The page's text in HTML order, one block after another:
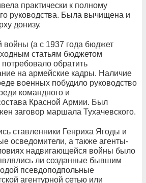
практически к полному
руководства. Была вычищена и
донизу.
(а с 1937 года бюджет
статьям бюджетом
обратить
на армейские кадры. Наличие
военных побудило руководство
командного и
Красной Армии. Был
заговор маршала Тухачевского.
ставленники Генриха Ягоды и
осведомители, а также агенты-
надвигающейся войны было
ли созданные бывшим
псевдоподпольные
агентурной сетью или